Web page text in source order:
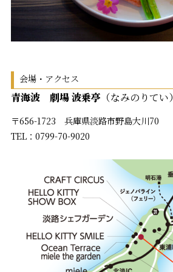
会場・アクセス
青海波 劇場 波乗亭（なみのりてい）
〒656-1723 兵庫県淡路市野島大川70
TEL：0799-70-9020